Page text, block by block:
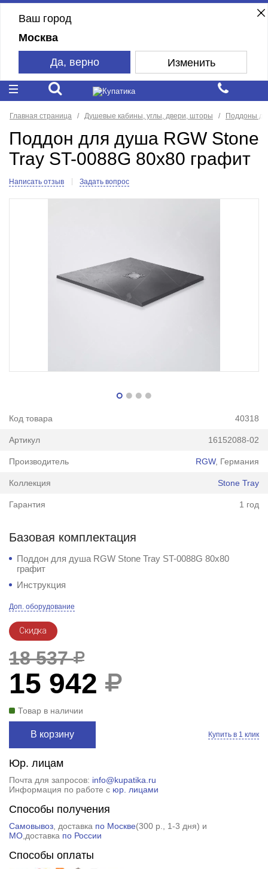
Ваш город
Москва
Да, верно Изменить
Главная страница Душевые кабины, углы, двери, шторы Поддоны
Поддон для душа RGW Stone
Tray ST-0088G 80x80 графит
Написать отзыв Задать вопрос
Код товара 40318
Артикул 16152088-02
Производитель RGW, Германия
Коллекция Stone Tray
Гарантия 1 год
Базовая комплектация
Поддон для душа RGW Stone Tray ST-0088G 80x80
графит
Инструкция
Доп. оборудование
Скидка
18 537
15 942
Товар в наличии
В корзину Купить в 1 клик
Юр. лицам
Почта для запросов: info@kupatika.ru
Информация по работе с юр. лицами
Способы получения
Самовывоз, доставка по Москве(300 р.
, 1-3 дня) и
МО,доставка по России
Способы оплаты